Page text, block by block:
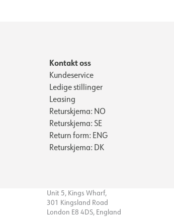
Kontakt oss
Kundeservice
Ledige stillinger
Leasing
Returskjema: NO
Returskjema: SE
Return form: ENG
Returskjema: DK
Unit 5, Kings Wharf,
301 Kingsland Road
London E8 4DS, England